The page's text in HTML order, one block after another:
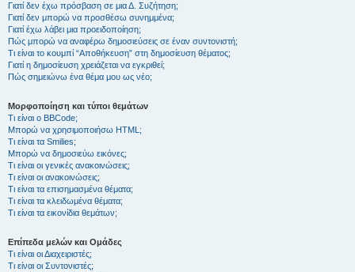
Γιατί δεν έχω πρόσβαση σε μια Δ. Συζήτηση;
Γιατί δεν μπορώ να προσθέσω συνημμένα;
Γιατί έχω λάβει μια προειδοποίηση;
Πώς μπορώ να αναφέρω δημοσιεύσεις σε έναν συντονιστή;
Τι είναι το κουμπί “Αποθήκευση” στη δημοσίευση θέματος;
Γιατί η δημοσίευση χρειάζεται να εγκριθεί;
Πώς σημειώνω ένα θέμα μου ως νέο;
Μορφοποίηση και τύποι θεμάτων
Τι είναι ο BBCode;
Μπορώ να χρησιμοποιήσω HTML;
Τι είναι τα Smilies;
Μπορώ να δημοσιεύω εικόνες;
Τι είναι οι γενικές ανακοινώσεις;
Τι είναι οι ανακοινώσεις;
Τι είναι τα επισημασμένα θέματα;
Τι είναι τα κλειδωμένα θέματα;
Τι είναι τα εικονίδια θεμάτων;
Επίπεδα μελών και Ομάδες
Τι είναι οι Διαχειριστές;
Τι είναι οι Συντονιστές;